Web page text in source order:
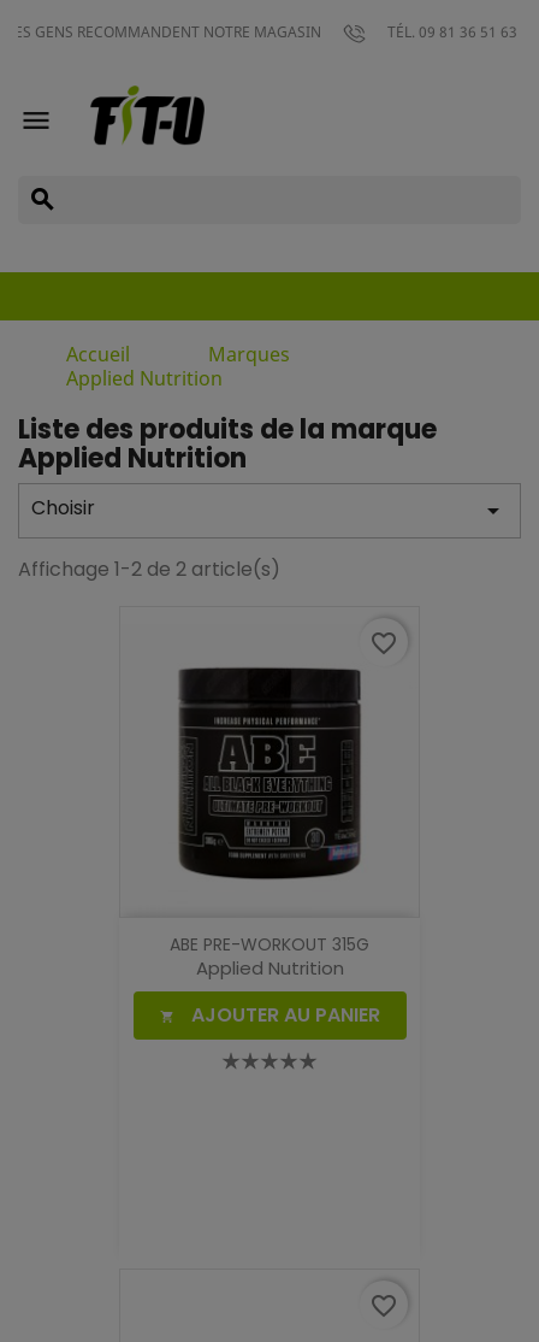
RECOMMANDENT NOTRE MAGASIN TÉL. 09 81 36 51 63

search
Accueil
Marques
Applied Nutrition
Liste des produits de la marque
Applied Nutrition
Choisir 
Affichage 1-2 de 2 article(s)
ABE PRE-WORKOUT 315G
Applied Nutrition
 AJOUTER AU PANIER
favorite_border
favorite_border